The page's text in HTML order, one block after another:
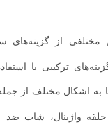
از گزینه‌های
ترکیبی با استفاده
اشکال مختلف از جمله
شات ضد